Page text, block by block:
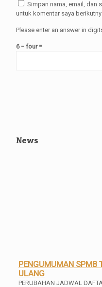
Simpan nama, email, dan
untuk komentar saya
Please enter an answer in
6 − four =
News
PENGUMUMAN SPMB
ULANG
PERUBAHAN JADWAL